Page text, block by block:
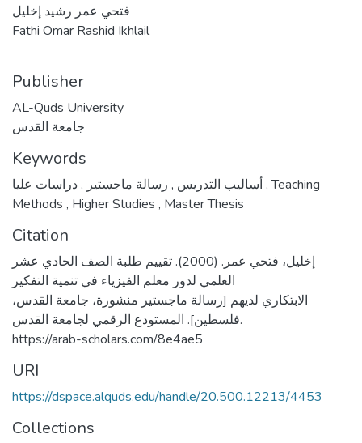
فتحي عمر رشيد إخليل
Fathi Omar Rashid Ikhlail
Publisher
AL-Quds University
جامعة القدس
Keywords
أساليب التدريس , رسالة ماجستير , ,Teaching
Methods , Higher Studies , Master Thesis
Citation
إخليل، فتحي عمر. (2000). تقييم طلبة الصف الحادي عشر
العلمي لدور معلم الفيزياء في تنمية التفكير
الابتكاري لديهم [رسالة ماجستير منشورة، جامعة القدس،
فلسطين]. المستودع الرقمي لجامعة القدس.
https://arab-scholars.com/8e4ae5
URI
https://dspace.alquds.edu/handle/20.500.12213/4453
Collections